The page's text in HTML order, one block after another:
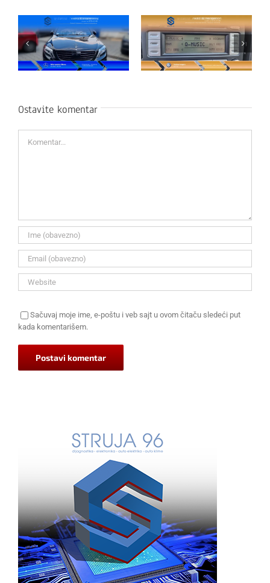
Ostavite komentar
Sačuvaj moje ime, e-poštu i veb sajt u ovom čitaču sledeći put
kada komentarišem.